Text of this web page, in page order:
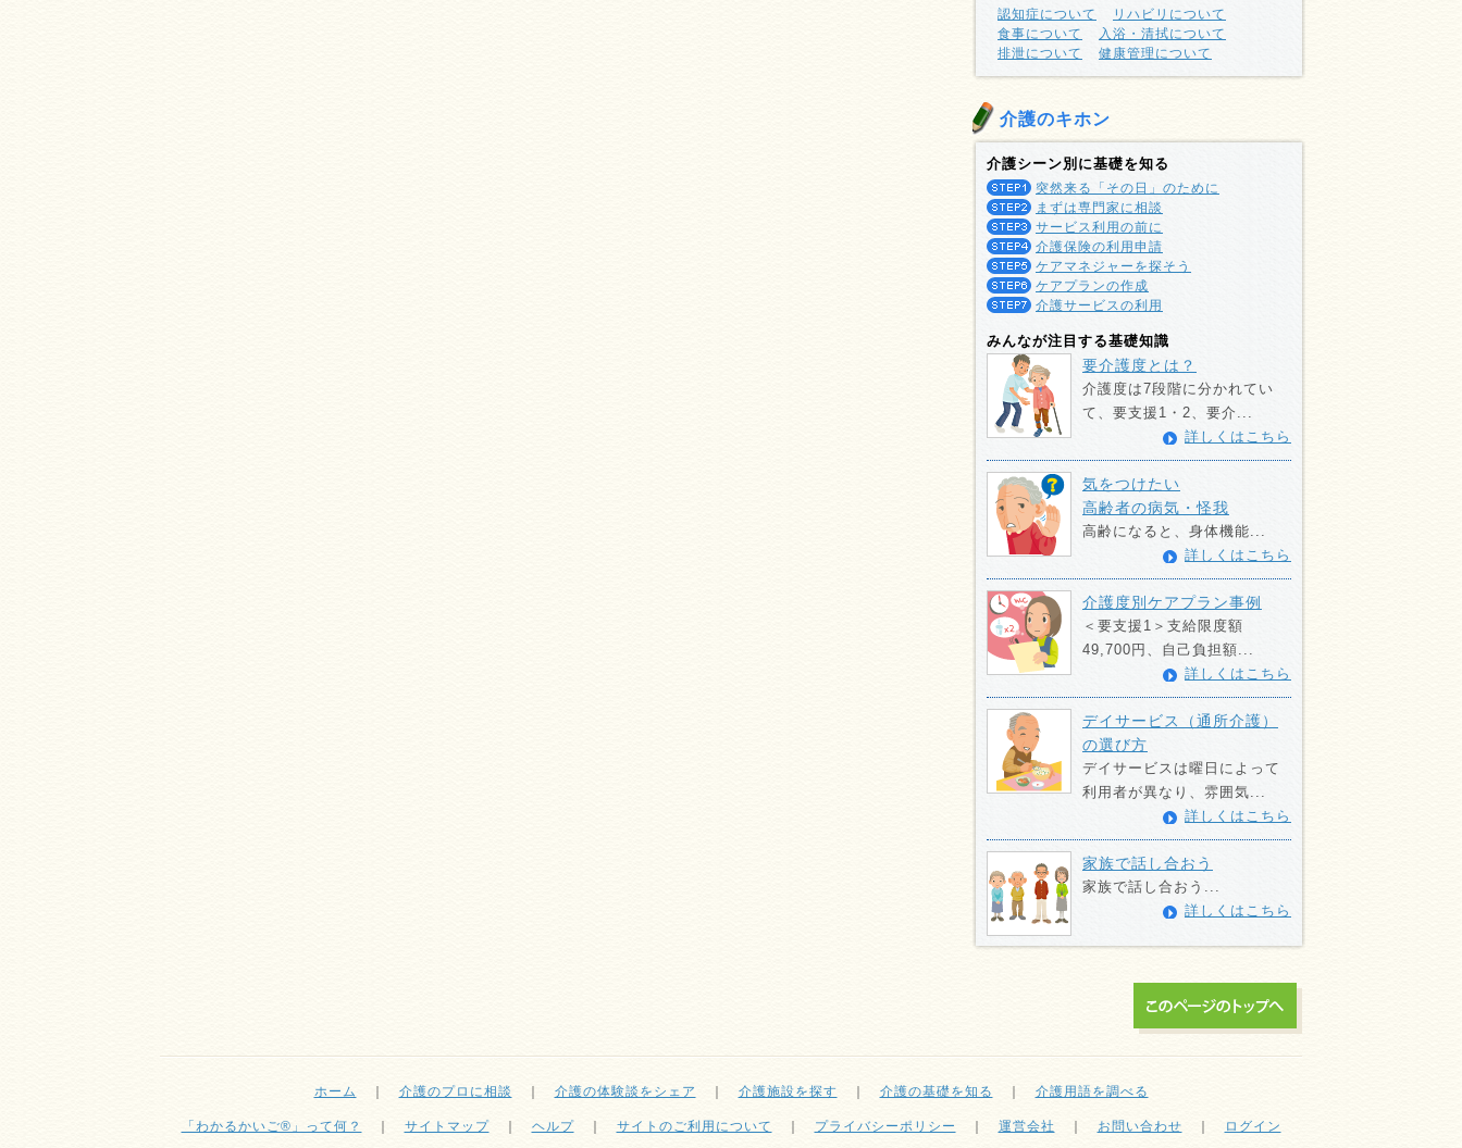
認知症について
リハビリについて
食事について
入浴・清拭について
排泄について
健康管理について
介護のキホン
介護シーン別に基礎を知る
突然来る「その日」のために
まずは専門家に相談
サービス利用の前に
介護保険の利用申請
ケアマネジャーを探そう
ケアプランの作成
介護サービスの利用
みんなが注目する基礎知識
要介護度とは？
介護度は7段階に分かれてい
て、要支援1・2、要介...
詳しくはこちら
気をつけたい
高齢者の病気・怪我
高齢になると、身体機能...
詳しくはこちら
介護度別ケアプラン事例
＜要支援1＞支給限度額
49,700円、自己負担額...
詳しくはこちら
デイサービス（通所介護）
の選び方
デイサービスは曜日によって
利用者が異なり、雰囲気...
詳しくはこちら
家族で話し合おう
家族で話し合おう...
詳しくはこちら
ホーム 介護のプロに相談 介護の体験談をシェア 介護施設を探す 介護の基礎を知る 介護用語を調べる
「わかるかいご®」って何？ サイトマップ｜ ヘルプ｜ サイトのご利用について プライバシーポリシー 運営会社 お問い合わせ ログイン